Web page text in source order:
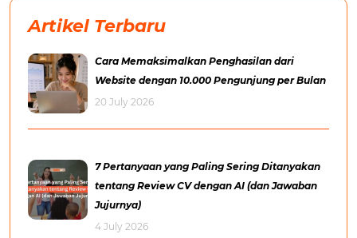
Artikel Terbaru
Cara Memaksimalkan Penghasilan dari
Website dengan 10.000 Pengunjung per Bulan
20 July 2026
7 Pertanyaan yang Paling Sering Ditanyakan
tentang Review CV dengan AI (dan Jawaban
Jujurnya)
4 July 2026